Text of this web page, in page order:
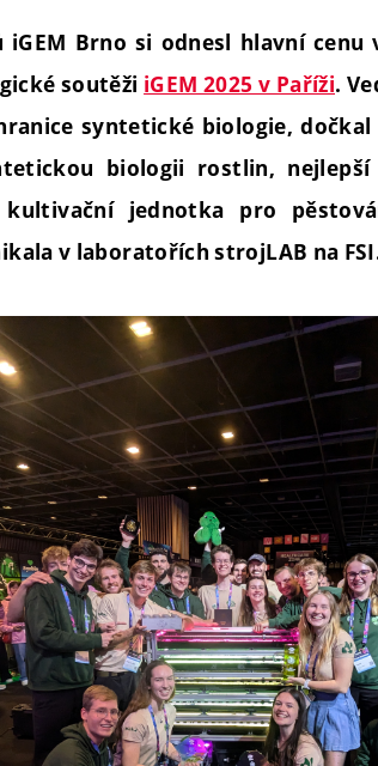
Brno si odnesl hlavní
soutěži iGEM 2025 v Paříži.
syntetické biologie, dočkal
biologii rostlin,
kultivační jednotka pro
v laboratořích strojLAB na